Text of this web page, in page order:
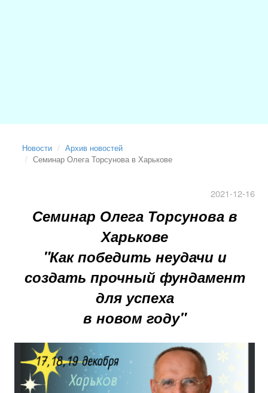
Новости
Архив новостей
Семинар Олега Торсунова в Харькове
2021-12-16
Семинар Олега Торсунова в
Харькове
"Как победить неудачи и
создать прочный фундамент
для успеха
в новом году"